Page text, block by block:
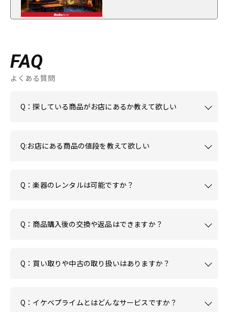
FAQ
よくある質問
Q：探している商品がお店にあるか教えて欲しい
Q:お店にある商品の値段を教えて欲しい
Q：楽器のレンタルは可能ですか？
Q：商品購入後の交換や返品はできますか？
Q：買い取りや中古の取り扱いはありますか？
Q：イケベプライムとはどんなサービスですか？